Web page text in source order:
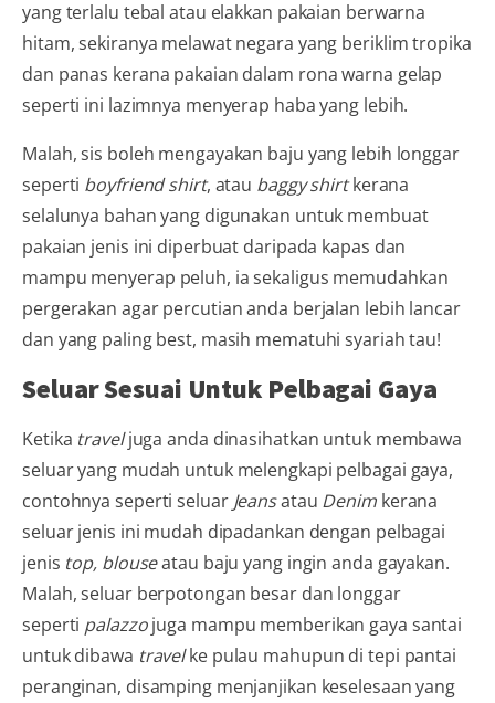
yang terlalu tebal atau elakkan pakaian berwarna
hitam, sekiranya melawat negara yang beriklim tropika
dan panas kerana pakaian dalam rona warna gelap
seperti ini lazimnya menyerap haba yang lebih.
Malah, sis boleh mengayakan baju yang lebih longgar
seperti boyfriend shirt, atau baggy shirtkerana
selalunya bahan yang digunakan untuk membuat
pakaian jenis ini diperbuat daripada kapas dan
mampu menyerap peluh, ia sekaligus memudahkan
pergerakan agar percutian anda berjalan lebih lancar
dan yang paling best, masih mematuhi syariah tau!
Seluar Sesuai Untuk Pelbagai Gaya
Ketika traveljuga anda dinasihatkan untuk membawa
seluar yang mudah untuk melengkapi pelbagai gaya,
contohnya seperti seluar Jeansatau Denimkerana
seluar jenis ini mudah dipadankan dengan pelbagai
jenis top, blouseatau baju yang ingin anda gayakan.
Malah, seluar berpotongan besar dan longgar
seperti palazzojuga mampu memberikan gaya santai
untuk dibawa travelke pulau mahupun di tepi pantai
peranginan, disamping menjanjikan keselesaan yang